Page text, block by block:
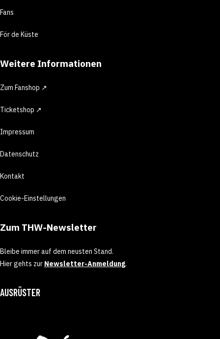
Fans
För de Küste
Weitere Informationen
Zum Fanshop ↗
Ticketshop ↗
Impressum
Datenschutz
Kontakt
Cookie-Einstellungen
Zum THW-Newsletter
Bleibe immer auf dem neusten Stand.
Hier gehts zur Newsletter-Anmeldung.
AUSRÜSTER